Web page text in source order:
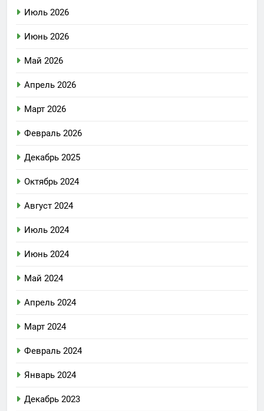
Июль 2026
Июнь 2026
Май 2026
Апрель 2026
Март 2026
Февраль 2026
Декабрь 2025
Октябрь 2024
Август 2024
Июль 2024
Июнь 2024
Май 2024
Апрель 2024
Март 2024
Февраль 2024
Январь 2024
Декабрь 2023